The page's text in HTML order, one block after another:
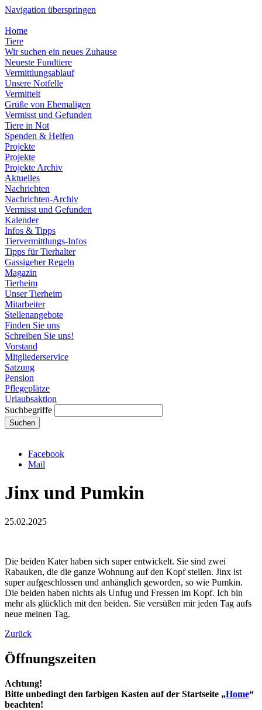
Navigation überspringen
Home
Tiere
Wir suchen ein neues Zuhause
Neueste Fundtiere
Vermittlungsablauf
Unsere Notfelle
Vermittelt
Grüße von Ehemaligen
Vermisst und Gefunden
Tiere in Not
Spenden & Helfen
Projekte
Projekte
Projekte Archiv
Aktuelles
Nachrichten
Nachrichten-Archiv
Vermisst und Gefunden
Kalender
Infos & Tipps
Tiervermittlungs-Infos
Tipps für Tierhalter
Gassigeher Regeln
Magazin
Tierheim
Unser Tierheim
Mitarbeiter
Stellenangebote
Finden Sie uns
Schreiben Sie uns!
Vorstand
Mitgliederservice
Satzung
Pension
Pflegeplätze
Urlaubsaktion
Suchbegriffe
Suchen
Facebook
Mail
Jinx und Pumkin
25.02.2025
Die beiden Kater haben sich super entwickelt. Sie sind zwei
Rabauken, die die ganze Wohnung auf den Kopf stellen. Jinx ist
super aufgeschlossen und anhänglich geworden, so wie Pumkin.
Die beiden haben nichts als Unfug und Fressen im Kopf. Ich bin
mehr als glücklich mit den beiden. Sie versüßen mir jeden Tag aufs
neue meinen Tag.
Zurück
Öffnungszeiten
Achtung!
Bitte unbedingt den farbigen Kasten auf der Startseite „Home“
beachten!